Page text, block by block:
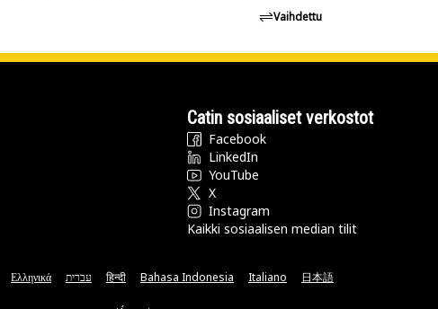
Vaihdettu
Catin sosiaaliset verkostot
Facebook
LinkedIn
YouTube
X
Instagram
Kaikki sosiaalisen median tilit
Ελληνικά עברית हिन्दी Bahasa Indonesia Italiano 日本語